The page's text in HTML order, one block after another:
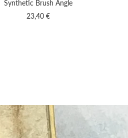
Synthetic Brush Angle
Sale
23,40 €